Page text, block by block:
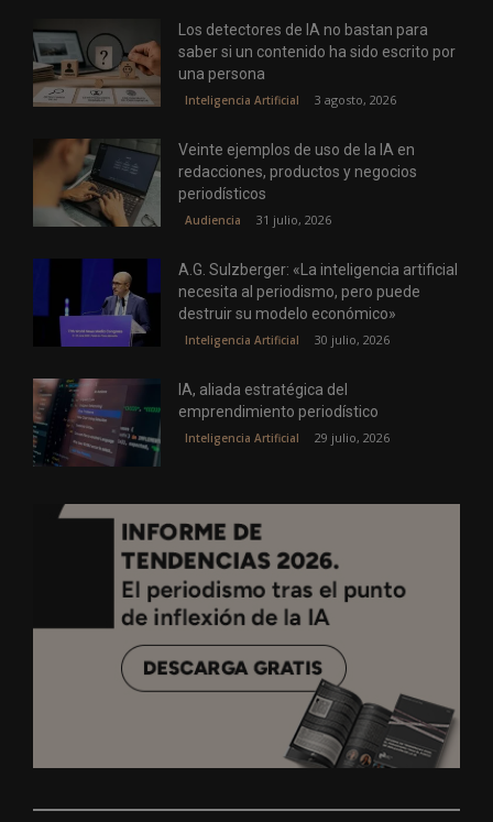
Los detectores de IA no bastan para
saber si un contenido ha sido escrito por
una persona
Inteligencia Artificial 3 agosto, 2026
Veinte ejemplos de uso de la IA en
redacciones, productos y negocios
periodísticos
Audiencia 31 julio, 2026
A.G. Sulzberger: «La inteligencia artificial
necesita al periodismo, pero puede
destruir su modelo económico»
Inteligencia Artificial 30 julio, 2026
IA, aliada estratégica del
emprendimiento periodístico
Inteligencia Artificial 29 julio, 2026